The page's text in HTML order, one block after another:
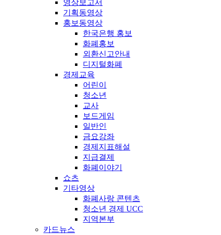
영상보고서
기획동영상
홍보동영상
한국은행 홍보
화폐홍보
외환신고안내
디지털화폐
경제교육
어린이
청소년
교사
보드게임
일반인
금요강좌
경제지표해설
지급결제
화폐이야기
쇼츠
기타영상
화폐사랑 콘텐츠
청소년 경제 UCC
지역본부
카드뉴스